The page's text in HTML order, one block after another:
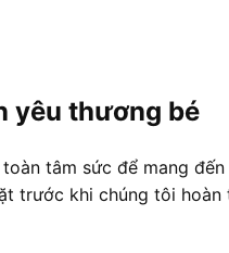
yêu thương bé
tâm sức để mang
trước khi chúng tôi